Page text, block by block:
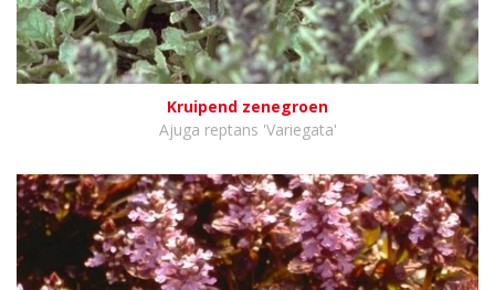
Kruipend zenegroen
Ajuga reptans 'Variegata'